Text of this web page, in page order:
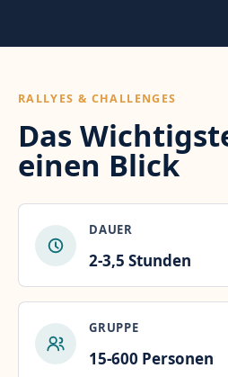
RALLYES & CHALLENGES
Das
einen Blick
DAUER
2-3,5 Stunden
GRUPPE
15-600 Personen